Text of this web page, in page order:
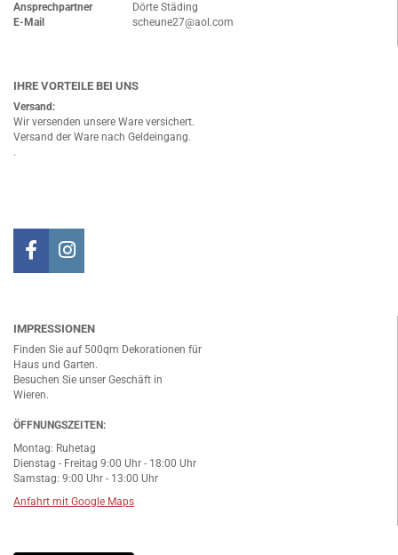
Ansprechpartner
Dörte Städing
E-Mail
scheune27@aol.com
IHRE VORTEILE BEI UNS
Versand:
Wir versenden unsere Ware versichert.
Versand der Ware nach Geldeingang.
.
IMPRESSIONEN
Finden Sie auf 500qm Dekorationen für
Haus und Garten.
Besuchen Sie unser Geschäft in
Wieren.
ÖFFNUNGSZEITEN:
Montag: Ruhetag
Dienstag - Freitag 9:00 Uhr - 18:00 Uhr
Samstag: 9:00 Uhr - 13:00 Uhr
Anfahrt mit Google Maps